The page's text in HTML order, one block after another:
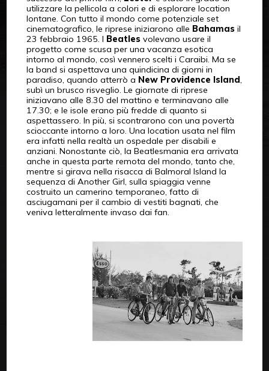
utilizzare la pellicola a colori e di esplorare location
lontane. Con tutto il mondo come potenziale set
cinematografico, le riprese iniziarono alle Bahamasil
23 febbraio 1965. I Beatlesvolevano usare il
progetto come scusa per una vacanza esotica
intorno al mondo, così vennero scelti i Caraibi. Ma se
la band si aspettava una quindicina di giorni in
paradiso, quando atterrò a New Providence Island,
subì un brusco risveglio. Le giornate di riprese
iniziavano alle 8.30 del mattino e terminavano alle
17.30; e le isole erano più fredde di quanto si
aspettassero. In più, si scontrarono con una povertà
scioccante intorno a loro. Una location usata nel film
era infatti nella realtà un ospedale per disabili e
anziani. Nonostante ciò, la Beatlesmania era arrivata
anche in questa parte remota del mondo, tanto che,
mentre si girava nella risacca di Balmoral Island la
sequenza di Another Girl, sulla spiaggia venne
costruito un camerino temporaneo, fatto di
asciugamani per il cambio di vestiti bagnati, che
veniva letteralmente invaso dai fan.